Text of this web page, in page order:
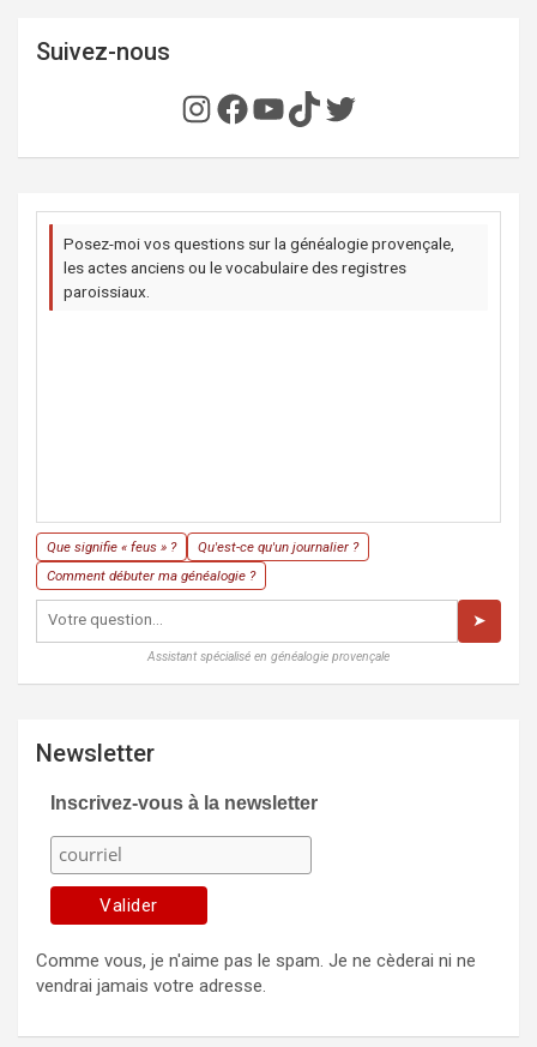
Suivez-nous
Instagram
Facebook
YouTube
TikTok
Twitter
Posez-moi vos questions sur la généalogie provençale,
les actes anciens ou le vocabulaire des registres
paroissiaux.
Que signifie « feus » ?
Qu'est-ce qu'un journalier ?
Comment débuter ma généalogie ?
➤
Assistant spécialisé en généalogie provençale
Newsletter
Inscrivez-vous à la newsletter
Comme vous, je n'aime pas le spam. Je ne cèderai ni ne
vendrai jamais votre adresse.